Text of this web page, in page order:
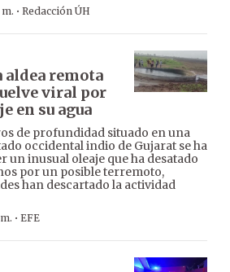
· Redacción ÚH
aldea remota
viral por
en su agua
de profundidad situado en una
occidental indio de Gujarat se ha
un inusual oleaje que ha desatado
por un posible terremoto,
han descartado la actividad
· EFE